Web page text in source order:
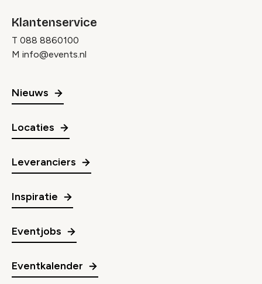
Klantenservice
T 088 8860100
M info@events.nl
Nieuws
Locaties
Leveranciers
Inspiratie
Eventjobs
Eventkalender